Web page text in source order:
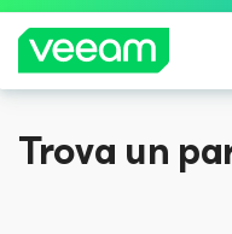
Linee guida di
dall'aggiornamento
Dive into the
The 2025 VeeamON
Trova un